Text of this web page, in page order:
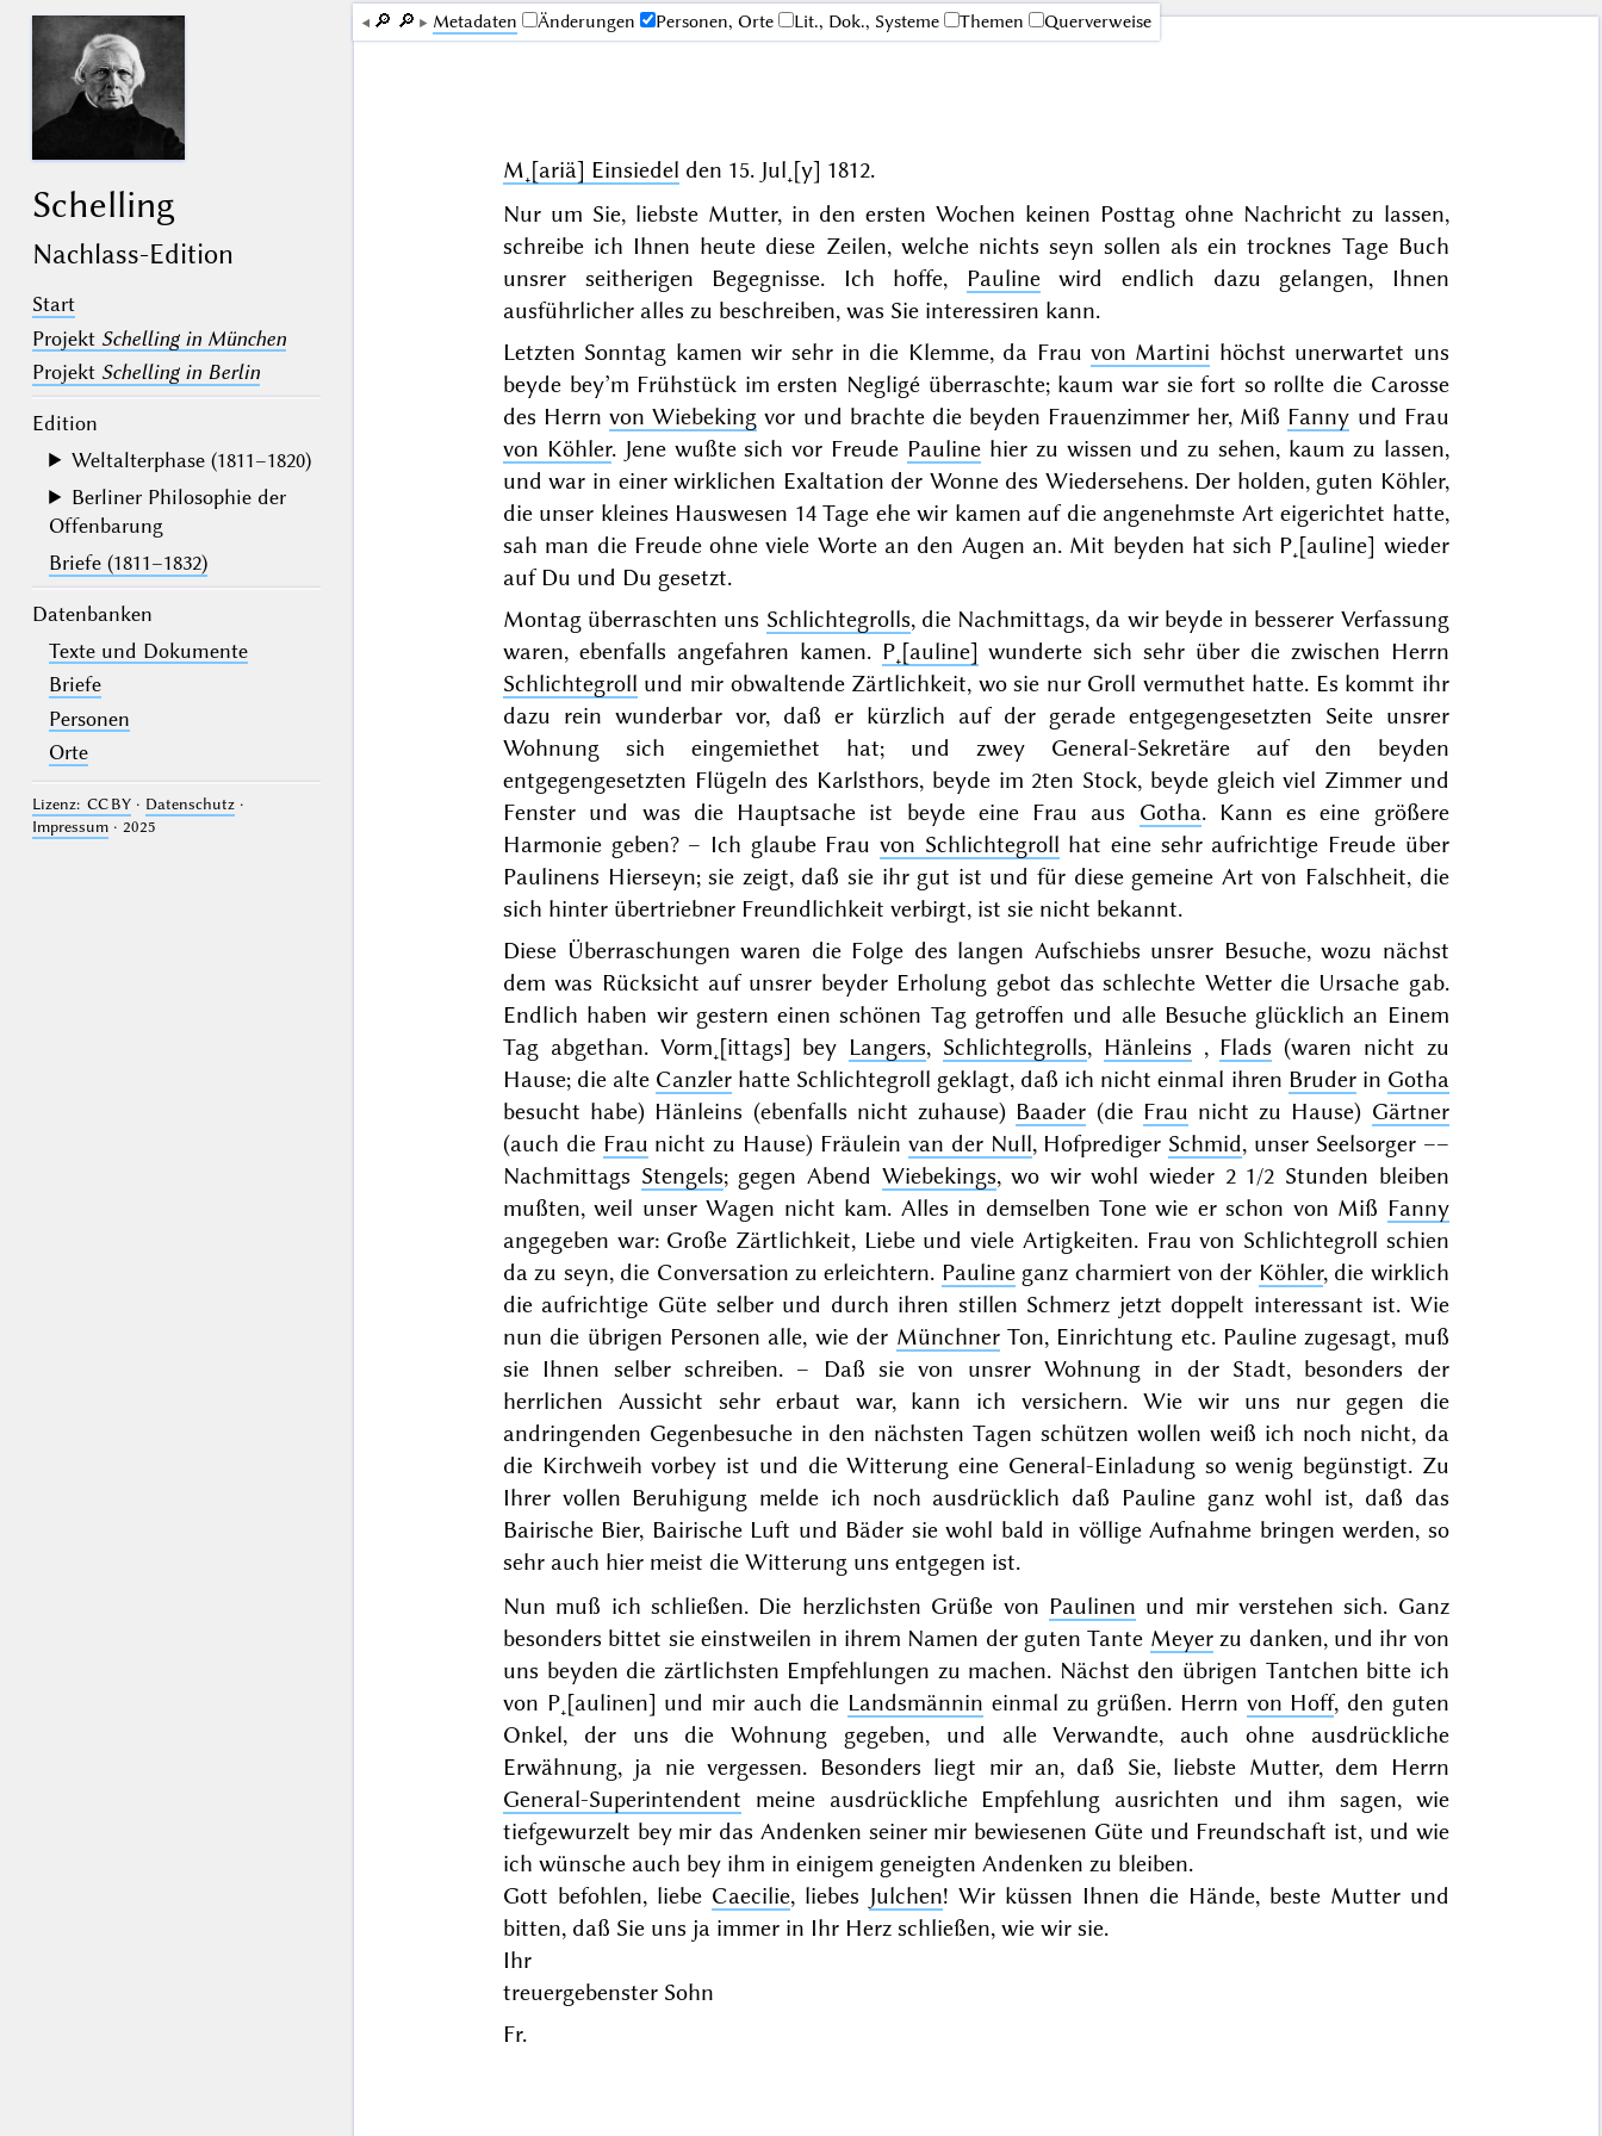
Schelling
Nachlass-Edition
Start
Projekt Schelling in München
Projekt Schelling in Berlin
Edition
Weltalterphase (1811–1820)
Berliner Philosophie der
Offenbarung
Briefe (1811–1832)
Datenbanken
Texte und Dokumente
Briefe
Personen
Orte
Lizenz: CC BY· Datenschutz·
Impressum· 2025
🔎︎ 🔎︎ Me­ta­da­ten Änderungen Personen, Orte Lit., Dok., Systeme Themen Querverweise
M˖[ariä] Einsiedel den 15. Jul˖[y] 1812.
Nur um Sie, liebste Mutter, in den ersten Wochen keinen Posttag ohne Nachricht zu lassen,
schreibe ich Ihnen heute diese Zeilen, welche nichts seyn sollen als ein trocknes Tage Buch
unsrer seitherigen Begegnisse. Ich hoffe, Paulinewird endlich dazu gelangen, Ihnen
ausführlicher alles zu beschreiben, was Sie interessiren kann.
Letzten Sonntag kamen wir sehr in die Klemme, da Frauvon Martini höchst unerwartet uns
beyde bey’m Frühstück im ersten Negligé überraschte; kaum war sie fort so rollte die Carosse
des Herrnvon Wiebeking vor und brachte die beyden Frauenzimmer her, Miß Fanny und Frau
von Köhler. Jene wußte sich vor Freude Paulinehier zu wissen und zu sehen, kaum zu lassen,
und war in einer wirklichen Exaltation der Wonne des Wiedersehens. Der holden, guten Köhler,
die unser kleines Hauswesen 14 Tage ehe wir kamen auf die angenehmste Art eigerichtet hatte,
sah man die Freude ohne viele Worte an den Augen an. Mit beyden hat sich P˖[auline] wieder
auf Du und Du gesetzt.
Montag überraschten uns Schlichtegrolls, die Nachmittags, da wir beyde in besserer Verfassung
waren, ebenfalls angefahren kamen. P˖[auline] wunderte sich sehr über die zwischen Herrn
Schlichtegroll und mir obwaltende Zärtlichkeit, wo sie nur Groll vermuthet hatte. Es kommt ihr
dazu rein wunderbar vor, daß er kürzlich auf der gerade entgegengesetzten Seite unsrer
Wohnung sich eingemiethet hat; und zwey General-Sekretäre auf den beyden
entgegengesetzten Flügeln des Karlsthors, beyde im 2ten Stock, beyde gleich viel Zimmer und
Fenster und was die Hauptsache ist beyde eine Frau aus Gotha. Kann es eine größere
Harmonie geben? – Ich glaube Frau von Schlichtegroll hat eine sehr aufrichtige Freude über
Paulinens Hierseyn; sie zeigt, daß sie ihr gut ist und für diese gemeine Art von Falschheit, die
sich hinter übertriebner Freundlichkeit verbirgt, ist sie nicht bekannt.
Diese Überraschungen waren die Folge des langen Aufschiebs unsrer Besuche, wozu nächst
dem was Rücksicht auf unsrer beyder Erholung gebot das schlechte Wetter die Ursache gab.
Endlich haben wir gestern einen schönen Tag getroffen und alle Besuche glücklich an Einem
Tag abgethan. Vorm˖[ittags] bey Langers, Schlichtegrolls, Hänleins , Flads (waren nicht zu
Hause; die alte Canzler hatte Schlichtegroll geklagt, daß ich nicht einmal ihren Bruderin Gotha
besucht habe) Hänleins (ebenfalls nicht zuhause) Baader (die Frau nicht zu Hause) Gärtner
(auch die Frau nicht zu Hause) Fräulein van der Null, Hofprediger Schmid, unser Seelsorger ––
Nachmittags Stengels; gegen Abend Wiebekings, wo wir wohl wieder 2 1/2 Stunden bleiben
mußten, weil unser Wagen nicht kam. Alles in demselben Tone wie er schon von Miß Fanny
angegeben war: Große Zärtlichkeit, Liebe und viele Artigkeiten. Frau von Schlichtegroll schien
da zu seyn, die Conversation zu erleichtern. Paulineganz charmiert von der Köhler, die wirklich
die aufrichtige Güte selber und durch ihren stillen Schmerz jetzt doppelt interessant ist. Wie
nun die übrigen Personen alle, wie der MünchnerTon, Einrichtung etc. Pauline zugesagt, muß
sie Ihnen selber schreiben. – Daß sie von unsrer Wohnung in der Stadt, besonders der
herrlichen Aussicht sehr erbaut war, kann ich versichern. Wie wir uns nur gegen die
andringenden Gegenbesuche in den nächsten Tagen schützen wollen weiß ich noch nicht, da
die Kirchweih vorbey ist und die Witterung eine General-Einladung so wenig begünstigt. Zu
Ihrer vollen Beruhigung melde ich noch ausdrücklich daß Pauline ganz wohl ist, daß das
Bairische Bier, Bairische Luft und Bäder sie wohl bald in völlige Aufnahme bringen werden, so
sehr auch hier meist die Witterung uns entgegen ist.
Nun muß ich schließen. Die herzlichsten Grüße von Paulinen und mir verstehen sich. Ganz
besonders bittet sie einstweilen in ihrem Namen der guten Tante Meyerzu danken, und ihr von
uns beyden die zärtlichsten Empfehlungen zu machen. Nächst den übrigen Tantchen bitte ich
von P˖[aulinen] und mir auch die Landsmännin einmal zu grüßen. Herrn von Hoff, den guten
Onkel, der uns die Wohnung gegeben, und alle Verwandte, auch ohne ausdrückliche
Erwähnung, ja nie vergessen. Besonders liegt mir an, daß Sie, liebste Mutter, dem Herrn
General-Superintendent meine ausdrückliche Empfehlung ausrichten und ihm sagen, wie
tiefgewurzelt bey mir das Andenken seiner mir bewiesenen Güte und Freundschaft ist, und wie
ich wünsche auch bey ihm in einigem geneigten Andenken zu bleiben.
Gott befohlen, liebe Caecilie, liebes Julchen! Wir küssen Ihnen die Hände, beste Mutter und
bitten, daß Sie uns ja immer in Ihr Herz schließen, wie wir sie.
Ihr
treuergebenster Sohn
Fr.